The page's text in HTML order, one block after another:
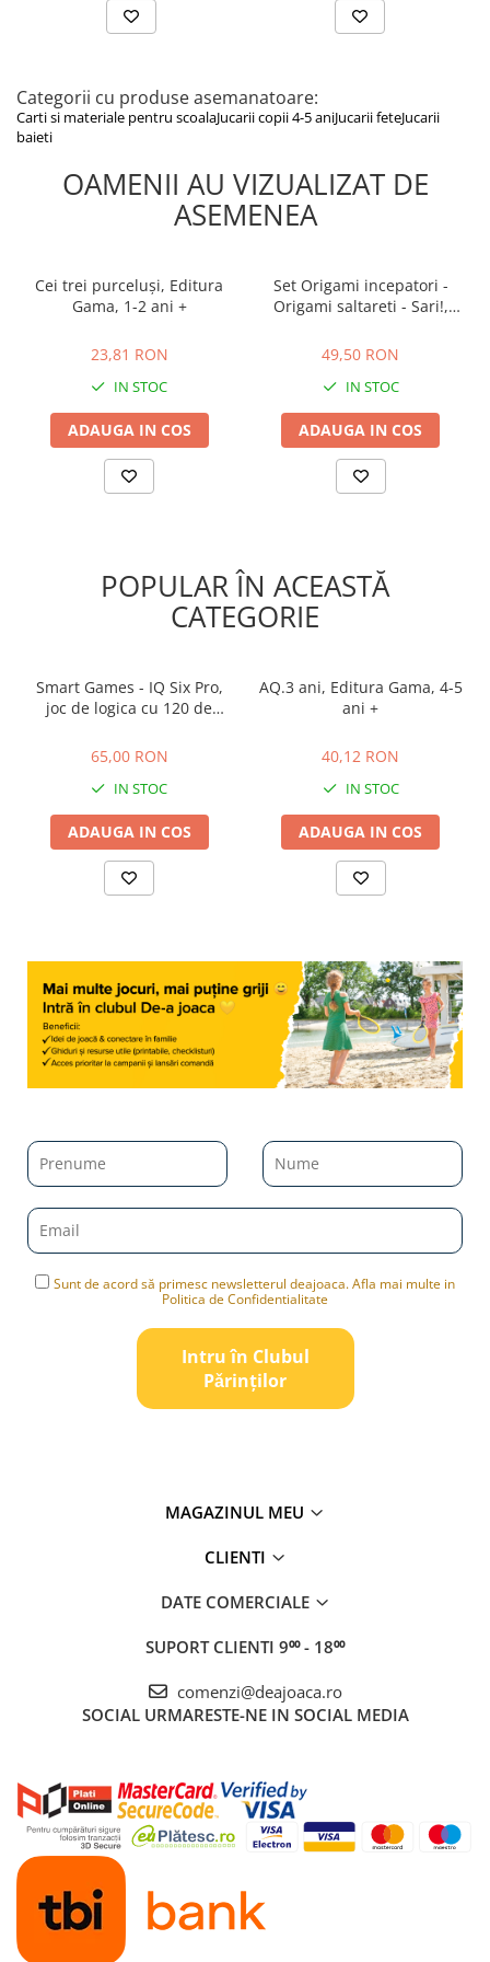
cu risc de înghițire; îndepărtați ambalajul înainte de utilizare;
Categorii cu produse asemanatoare:
Carti si materiale pentru scoalaJucarii copii 4-5 aniJucarii feteJucarii
baieti
OAMENII AU VIZUALIZAT DE
ASEMENEA
Cei trei purceluși, Editura
Gama, 1-2 ani +
23,81 RON
IN STOC
ADAUGA IN COS
Set Origami incepatori -
Origami saltareti - Sari!,
49,50 RON
IN STOC
ADAUGA IN COS
POPULAR ÎN ACEASTĂ
CATEGORIE
Smart Games - IQ Six Pro,
joc de logica cu 120 de
65,00 RON
IN STOC
ADAUGA IN COS
AQ.3 ani, Editura Gama, 4-5
ani +
40,12 RON
IN STOC
ADAUGA IN COS
Sunt de acord să primesc newsletterul deajoaca. Afla mai multe in
Politica de Confidentialitate
Intru în Clubul
Pǎrinților
MAGAZINUL MEU
CLIENTI
DATE COMERCIALE
SUPORT CLIENTI 9⁰⁰ - 18⁰⁰
comenzi@deajoaca.ro
SOCIAL URMARESTE-NE IN SOCIAL MEDIA